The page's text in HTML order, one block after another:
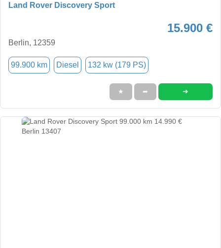
Land Rover Discovery Sport
15.900 €
Berlin, 12359
99.900 km Diesel 132 kw (179 PS)
★ ➦ ➜